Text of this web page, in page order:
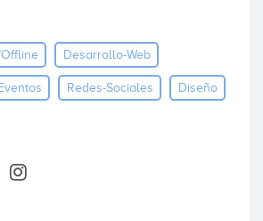
offline Desarrollo-Web
Redes-Sociales Diseño